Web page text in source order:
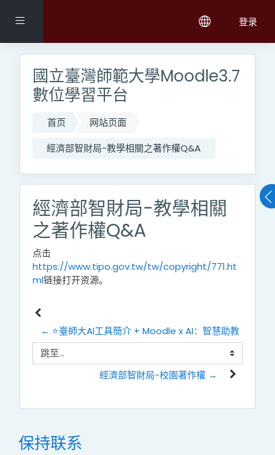
停靠面板 登录
國立臺灣師範大學Moodle3.7
數位學習平台
首页
网站页面
經濟部智財局-教學相關之著作權Q&A
經濟部智財局-教學相關
之著作權Q&A
点击
https://www.tipo.gov.tw/tw/copyright/771.ht
ml链接打开资源。
← ⭐臺師大AI工具簡介 + Moodle x AI：智慧助教
跳至...
經濟部智財局-校園著作權 →
保持联系